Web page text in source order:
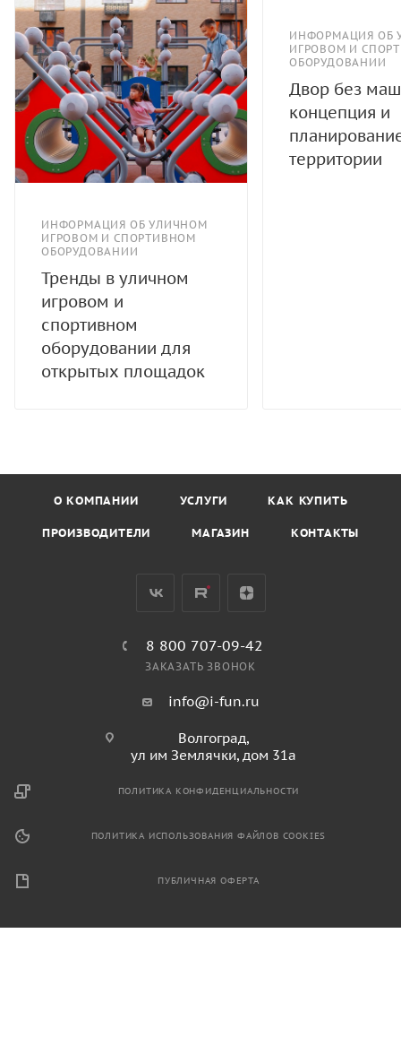
закрыты пластиковыми антивандальными заглушками,
что повышает безопасность и защищает конструкцию
от повреждений. Все металлические части скамьи
окрашены полимерной порошковой эмалью методом
запекания в заводских условиях. Скамья Romana
устойчива к механическим воздействиям и легко
очищается от загрязнений, что делает её идеальным
выбором для мест с высоким уровнем активности.
ИНФОРМАЦИЯ ОБ УЛИЧНОМ
ИГРОВОМ И СПОРТИВНОМ
ОБОРУДОВАНИИ
Тренды в уличном
игровом и
спортивном
оборудовании для
открытых площадок
ИНФОРМАЦИЯ ОБ
ИГРОВОМ И
ОБОРУДОВАНИИ
Двор без
концепция и
территории
О КОМПАНИИ УСЛУГИ КАК КУПИТЬ
ПРОИЗВОДИТЕЛИ МАГАЗИН КОНТАКТЫ
8 800 707-09-42
ЗАКАЗАТЬ ЗВОНОК
info@i-fun.ru
Волгоград,
ул им Землячки, дом 31а
ПОЛИТИКА КОНФИДЕНЦИАЛЬНОСТИ
ПОЛИТИКА ИСПОЛЬЗОВАНИЯ ФАЙЛОВ COOKIES
ПУБЛИЧНАЯ ОФЕРТА